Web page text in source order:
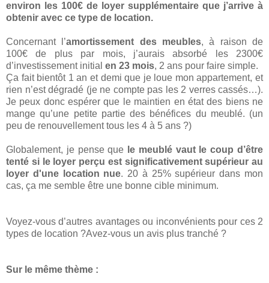
environ les 100€ de loyer supplémentaire que j’arrive à
obtenir avec ce type de location.
Concernant l’amortissement des meubles, à raison de
100€ de plus par mois, j’aurais absorbé les 2300€
d’investissement initial en 23 mois, 2 ans pour faire simple.
Ça fait bientôt 1 an et demi que je loue mon appartement, et
rien n’est dégradé (je ne compte pas les 2 verres cassés…).
Je peux donc espérer que le maintien en état des biens ne
mange qu’une petite partie des bénéfices du meublé. (un
peu de renouvellement tous les 4 à 5 ans ?)
Globalement, je pense que le meublé vaut le coup d’être
tenté si le loyer perçu est significativement supérieur au
loyer d'une location nue. 20 à 25% supérieur dans mon
cas, ça me semble être une bonne cible minimum.
Voyez-vous d’autres avantages ou inconvénients pour ces 2
types de location ?Avez-vous un avis plus tranché ?
Sur le même thème :